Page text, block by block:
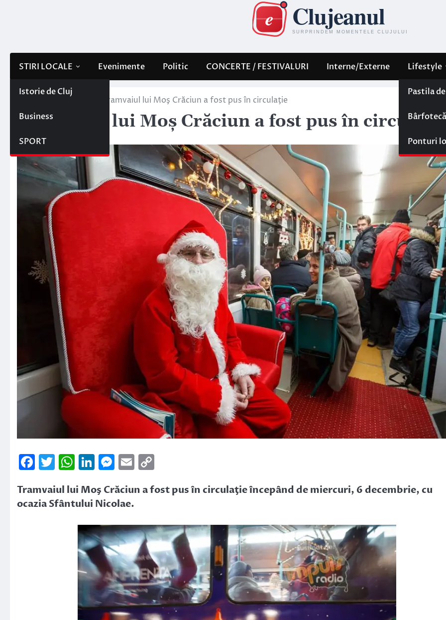
STIRI LOCALE
Istorie de Cluj
Business
SPORT
Evenimente Politic CONCERTE / FESTIVALURI Interne/Externe Lifestyle
Pastila
Bârfotecă
Ponturi
Stiri locale Tramvaiul lui Moş Crăciun a fost pus în circulaţie
Tramvaiul lui Moş Crăciun a fost pus în circulaţie
7 decembrie 2017
Facebook
Twitter
WhatsApp
LinkedIn
Messenger
Email
Tramvaiul lui Moş Crăciun a fost pus în circulaţie începând de miercuri, 6 decembrie, cu
ocazia Sfântului Nicolae.